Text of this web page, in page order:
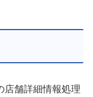
店舗詳細情報処理